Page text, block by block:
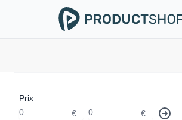
Prix
€
€